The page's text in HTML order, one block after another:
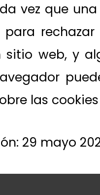
vez que
web, y
las
29 mayo